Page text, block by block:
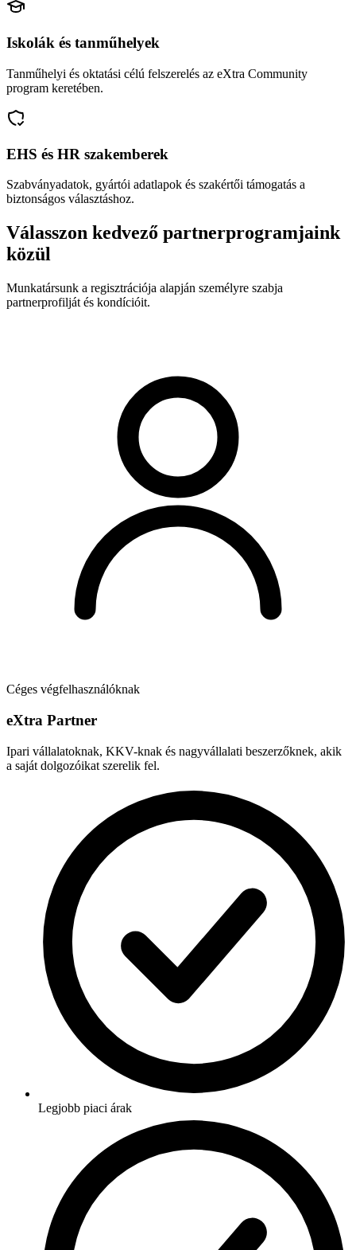
Iskolák és tanműhelyek
Tanműhelyi és oktatási célú felszerelés az eXtra Community
program keretében.
EHS és HR szakemberek
Szabványadatok, gyártói adatlapok és szakértői támogatás a
biztonságos választáshoz.
Válasszon kedvező partnerprogramjaink
közül
Munkatársunk a regisztrációja alapján személyre szabja
partnerprofilját és kondícióit.
Céges végfelhasználóknak
eXtra Partner
Ipari vállalatoknak, KKV-knak és nagyvállalati beszerzőknek, akik
a saját dolgozóikat szerelik fel.
Legjobb piaci árak